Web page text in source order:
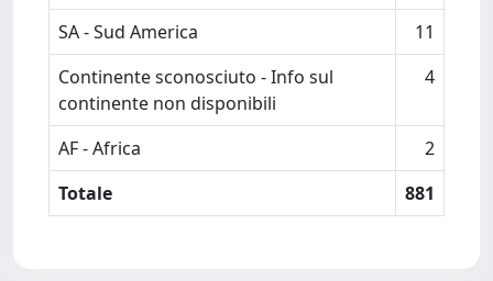
SA - Sud America
11
Continente sconosciuto - Info sul
continente non disponibili
4
AF - Africa
2
Totale
881